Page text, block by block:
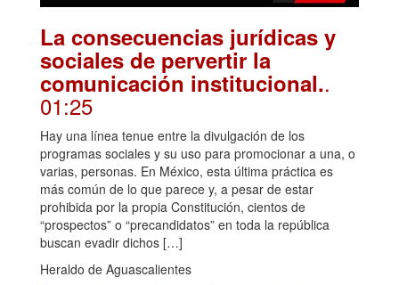
La consecuencias jurídicas y
sociales de pervertir la
comunicación institucional..
01:25
Hay una línea tenue entre la divulgación de los
programas sociales y su uso para promocionar a una, o
varias, personas. En México, esta última práctica es
más común de lo que parece y, a pesar de estar
prohibida por la propia Constitución, cientos de
“prospectos” o “precandidatos” en toda la república
buscan evadir dichos […]
Heraldo de Aguascalientes